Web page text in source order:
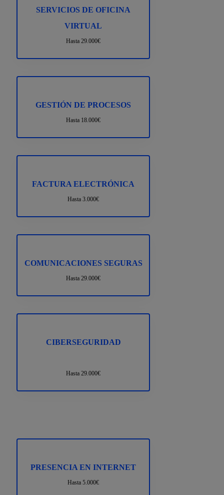
SERVICIOS DE OFICINA
VIRTUAL
Hasta 29.000€
GESTIÓN DE PROCESOS
Hasta 18.000€
FACTURA ELECTRÓNICA
Hasta 3.000€
COMUNICACIONES SEGURAS
Hasta 29.000€
CIBERSEGURIDAD
Hasta 29.000€
PRESENCIA EN INTERNET
Hasta 5.000€